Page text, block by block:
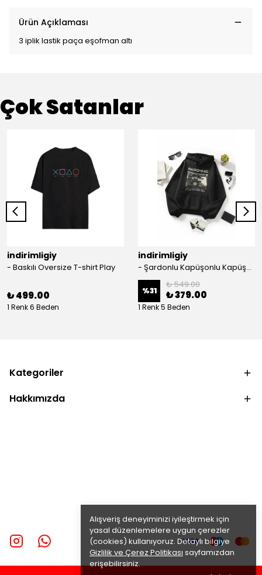
Alışveriş deneyiminizi iyileştirmek için
yasal düzenlemelere uygun çerezler
(cookies) kullanıyoruz. Detaylı bilgiye
Gizlilik ve Çerez Politikası sayfamızdan
erişebilirsiniz.
Ürün Açıklaması
3 iplik lastik paça eşofman altı
Çok Satanlar
indirimligiy
- Baskılı Oversize T-shirt Play
₺ 499.00
1 Renk 6 Beden
indirimligiy
- Şardonlu Kapüşonlu Kapüşonlu Kanguru Cep Oversize Lastik Paça Sweatshirt Takimi
%31
₺ 549.00
₺ 379.00
1 Renk 5 Beden
Kategoriler
Hakkımızda